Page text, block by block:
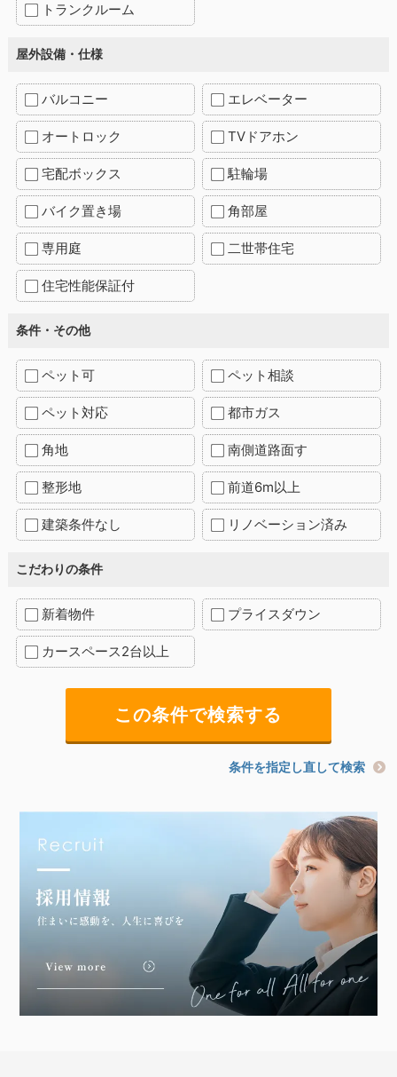
トランクルーム
屋外設備・仕様
バルコニー エレベーター
オートロック TVドアホン
宅配ボックス 駐輪場
バイク置き場 角部屋
専用庭 二世帯住宅
住宅性能保証付
条件・その他
ペット可 ペット相談
ペット対応 都市ガス
角地 南側道路面す
整形地 前道6m以上
建築条件なし リノベーション済み
こだわりの条件
新着物件 プライスダウン
カースペース2台以上
条件を指定し直して検索